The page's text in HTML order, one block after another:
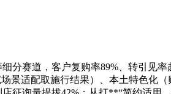
赛道，客户复购率89%、转引见
景适配取施行结果）、本土特色化